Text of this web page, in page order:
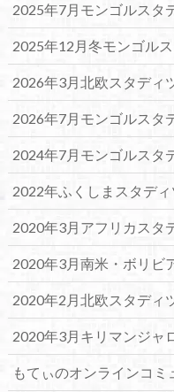
2025年7月モンゴルスタ
2025年12月冬モンゴル
2026年3月北欧スタディ
2026年7月モンゴルスタ
2024年7月モンゴルスタ
2022年ふくしまスタデ
2020年3月アフリカスタ
2020年3月南米・ボリビ
2020年2月北欧スタディ
2020年3月キリマンジャ
もてぃのオンラインコミ